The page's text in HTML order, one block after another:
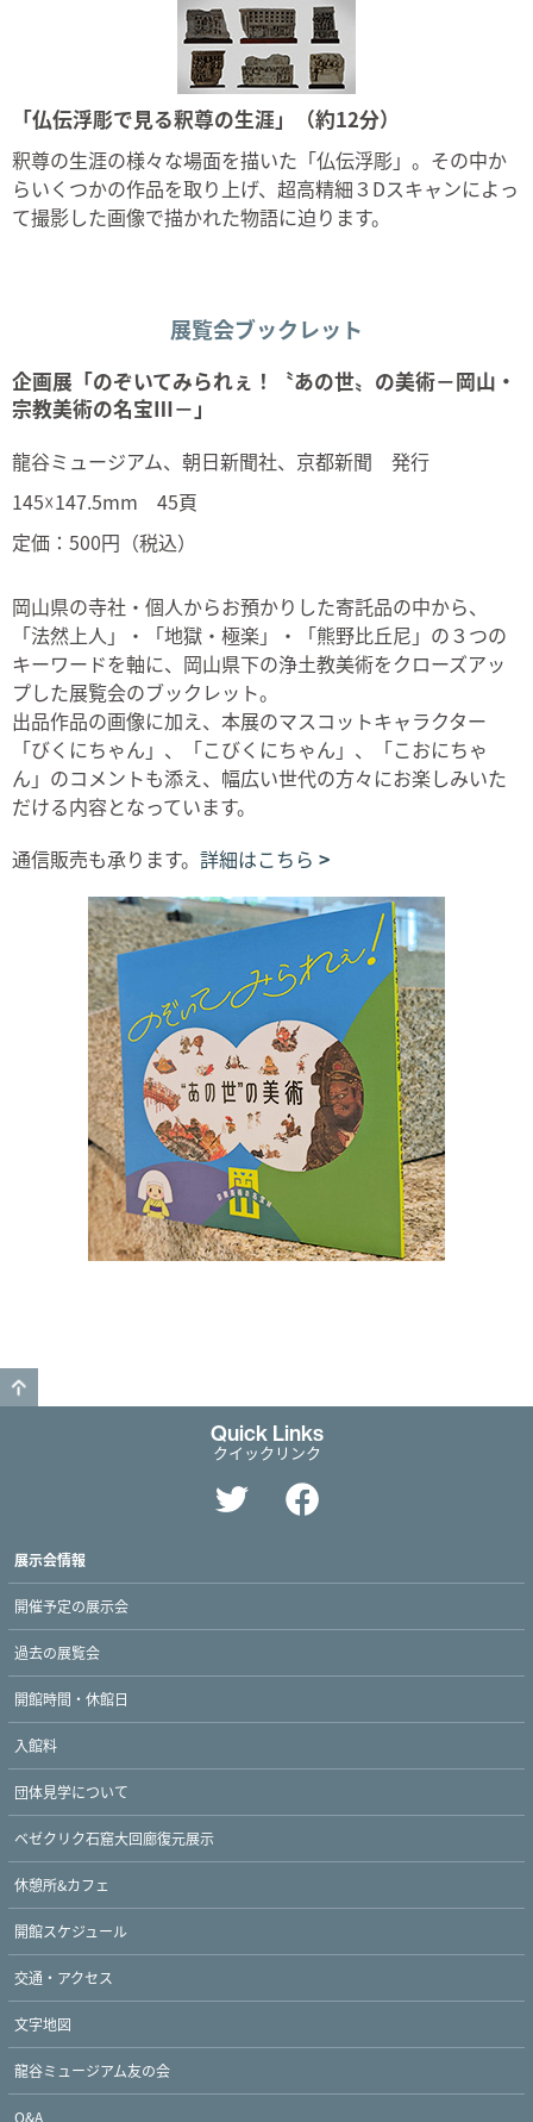
「仏伝浮彫で見る釈尊の生涯」（約12分）
釈尊の生涯の様々な場面を描いた「仏伝浮彫」。その中か
らいくつかの作品を取り上げ、超高精細３Dスキャンによっ
て撮影した画像で描かれた物語に迫ります。
展覧会ブックレット
企画展「のぞいてみられぇ！〝あの世〟の美術－岡山・
宗教美術の名宝Ⅲ－」
龍谷ミュージアム、朝日新聞社、京都新聞 発行
145☓147.5mm 45頁
定価：500円（税込）
岡山県の寺社・個人からお預かりした寄託品の中から、
「法然上人」・「地獄・極楽」・「熊野比丘尼」の３つの
キーワードを軸に、岡山県下の浄土教美術をクローズアッ
プした展覧会のブックレット。
出品作品の画像に加え、本展のマスコットキャラクター
「びくにちゃん」、「こびくにちゃん」、「こおにちゃ
ん」のコメントも添え、幅広い世代の方々にお楽しみいた
だける内容となっています。
通信販売も承ります。 詳細はこちら
Quick Links
クイックリンク
展示会情報
開催予定の展示会
過去の展覧会
開館時間・休館日
入館料
団体見学について
ベゼクリク石窟大回廊復元展示
休憩所&カフェ
開館スケジュール
交通・アクセス
文字地図
龍谷ミュージアム友の会
Q&A